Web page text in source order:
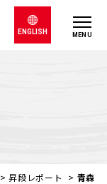
MENU
ENGLISH
>昇段レポート > 青森